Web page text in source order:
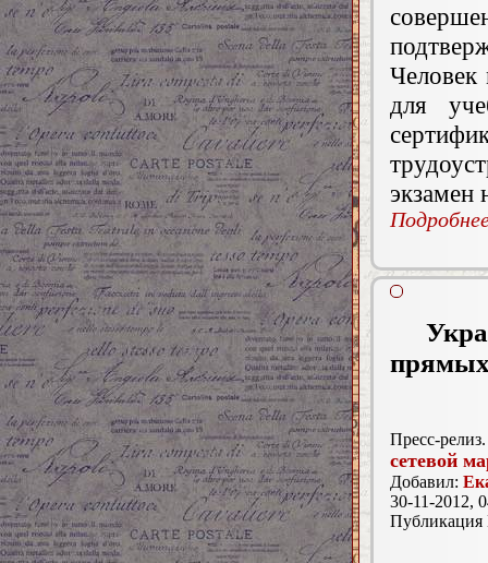
Человек
для
экзамен
прямых
Пресс-релиз.
сетевой
Добавил:
30-11-2012,